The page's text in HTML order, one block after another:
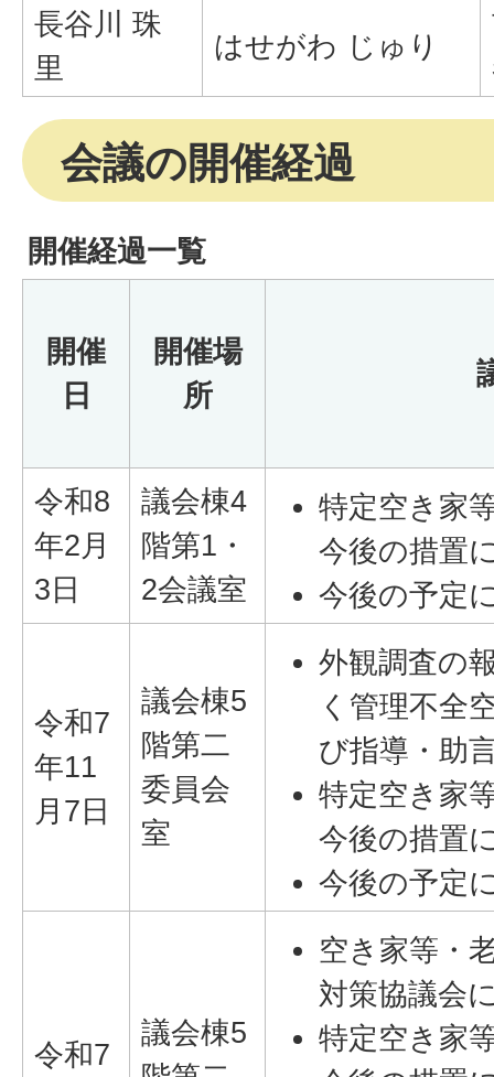
長谷川 珠
里
はせがわ じゅり
会議の開催経過
開催経過一覧
開催
日
開催場
所
令和8
年2月
3日
議会棟4
階第1・
2会議室
特定空き家
今後の措置
今後の予定
令和7
年11
月7日
議会棟5
階第二
委員会
室
外観調査の
く管理不全
び指導・助
特定空き家
今後の措置
今後の予定
令和7
議会棟5
空き家等・
対策協議会
特定空き家